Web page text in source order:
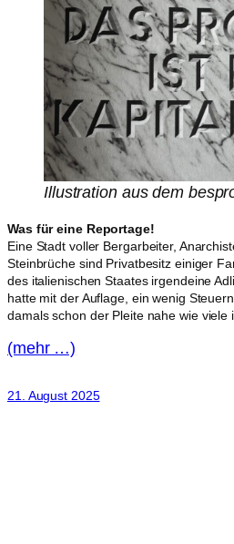
Illustration aus dem
Was für eine Reportage!
Eine Stadt voller Bergarbeiter,
Steinbrüche sind Privatbesitz einiger
des italienischen Staates irgendeine
hatte mit der Auflage, ein wenig
damals schon der Pleite nahe wie viele
(mehr …)
21. August 2025